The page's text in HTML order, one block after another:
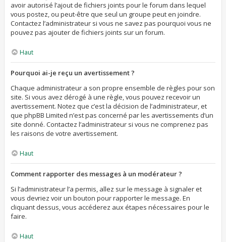
avoir autorisé l’ajout de fichiers joints pour le forum dans lequel
vous postez, ou peut-être que seul un groupe peut en joindre.
Contactez l’administrateur si vous ne savez pas pourquoi vous ne
pouvez pas ajouter de fichiers joints sur un forum.
Haut
Pourquoi ai-je reçu un avertissement ?
Chaque administrateur a son propre ensemble de règles pour son
site. Si vous avez dérogé à une règle, vous pouvez recevoir un
avertissement. Notez que c’est la décision de l’administrateur, et
que phpBB Limited n’est pas concerné par les avertissements d’un
site donné. Contactez l’administrateur si vous ne comprenez pas
les raisons de votre avertissement.
Haut
Comment rapporter des messages à un modérateur ?
Si l’administrateur l’a permis, allez sur le message à signaler et
vous devriez voir un bouton pour rapporter le message. En
cliquant dessus, vous accéderez aux étapes nécessaires pour le
faire.
Haut